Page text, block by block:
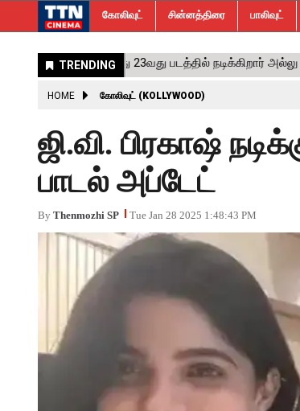
கோலிவுட் சின்னத்திரை பாலிவுட்
HOME கோலிவுட் (KOLLYWOOD)
ஜி.வி. பிரகாஷ்
பாடல் அப்டேட்
By Thenmozhi SP Tue Jan 28 2025 1:48:43 PM